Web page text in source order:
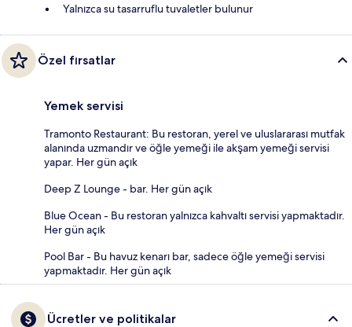
Yalnızca su tasarruflu tuvaletler bulunur
Özel fırsatlar
Yemek servisi
Tramonto Restaurant: Bu restoran, yerel ve uluslararası mutfak
alanında uzmandır ve öğle yemeği ile akşam yemeği servisi
yapar. Her gün açık
Deep Z Lounge - bar. Her gün açık
Blue Ocean - Bu restoran yalnızca kahvaltı servisi yapmaktadır.
Her gün açık
Pool Bar - Bu havuz kenarı bar, sadece öğle yemeği servisi
yapmaktadır. Her gün açık
Ücretler ve politikalar